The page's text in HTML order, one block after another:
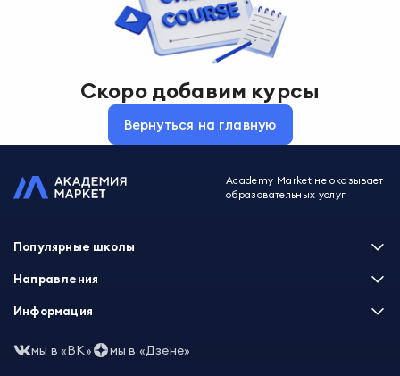
Скоро добавим курсы
Вернуться на главную
Academy Market не оказывает
образовательных услуг
Популярные школы
Skillbox
XYZ School
Skillfactory
Направления
Программирование
Маркетинг
Информация
Часто задаваемые вопросы
Пользовательское соглашение
мы в «ВК» мы в «Дзене»